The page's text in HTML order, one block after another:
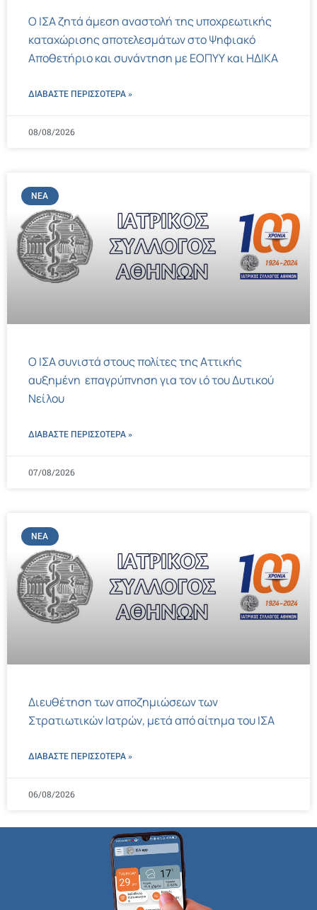
Ο ΙΣΑ ζητά άμεση αναστολή της υποχρεωτικής
καταχώρισης αποτελεσμάτων στο Ψηφιακό
Αποθετήριο και συνάντηση με ΕΟΠΥΥ και ΗΔΙΚΑ
ΔΙΑΒΑΣΤΕ ΠΕΡΙΣΣΌΤΕΡΑ »
08/08/2026
ΝΈΑ
Ο ΙΣΑ συνιστά στους πολίτες της Αττικής
αυξημένη επαγρύπνηση για τον ιό του Δυτικού
Νείλου
ΔΙΑΒΑΣΤΕ ΠΕΡΙΣΣΌΤΕΡΑ »
07/08/2026
ΝΈΑ
Διευθέτηση των αποζημιώσεων των
Στρατιωτικών Ιατρών, μετά από αίτημα του ΙΣΑ
ΔΙΑΒΑΣΤΕ ΠΕΡΙΣΣΌΤΕΡΑ »
06/08/2026